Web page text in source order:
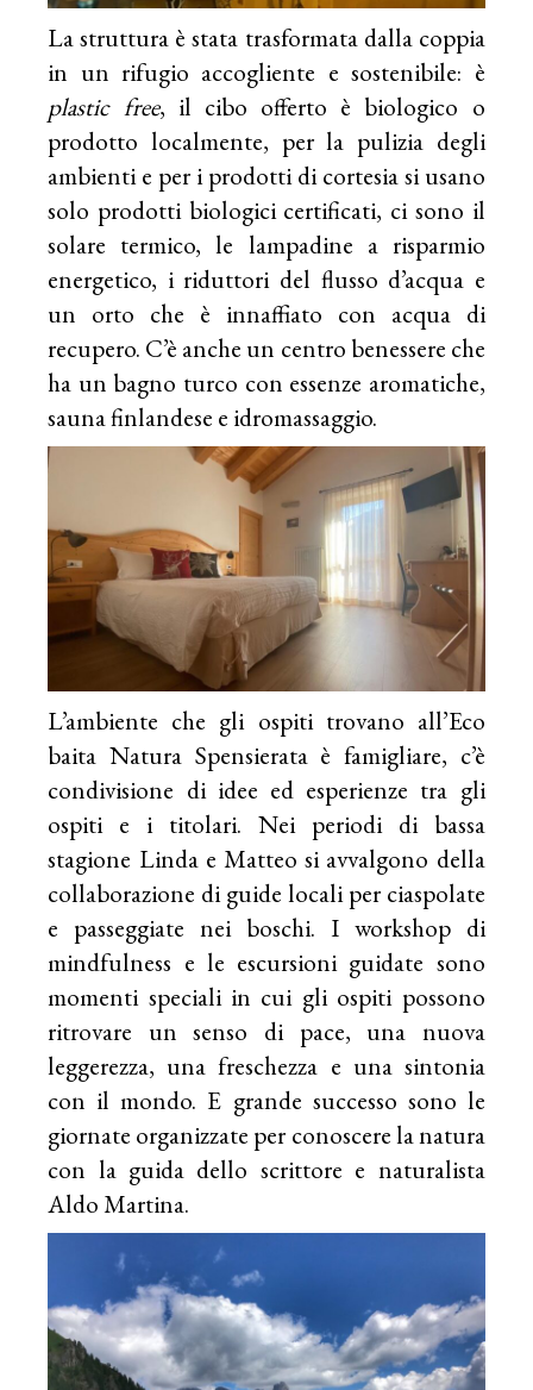
La struttura è stata trasformata dalla coppia
in un rifugio accogliente e sostenibile: è
plastic free, il cibo offerto è biologico o
prodotto localmente, per la pulizia degli
ambienti e per i prodotti di cortesia si usano
solo prodotti biologici certificati, ci sono il
solare termico, le lampadine a risparmio
energetico, i riduttori del flusso d’acqua e
un orto che è innaffiato con acqua di
recupero. C’è anche un centro benessere che
ha un bagno turco con essenze aromatiche,
sauna finlandese e idromassaggio.
L’ambiente che gli ospiti trovano all’Eco
baita Natura Spensierata è famigliare, c’è
condivisione di idee ed esperienze tra gli
ospiti e i titolari. Nei periodi di bassa
stagione Linda e Matteo si avvalgono della
collaborazione di guide locali per ciaspolate
e passeggiate nei boschi. I workshop di
mindfulness e le escursioni guidate sono
momenti speciali in cui gli ospiti possono
ritrovare un senso di pace, una nuova
leggerezza, una freschezza e una sintonia
con il mondo. E grande successo sono le
giornate organizzate per conoscere la natura
con la guida dello scrittore e naturalista
Aldo Martina.